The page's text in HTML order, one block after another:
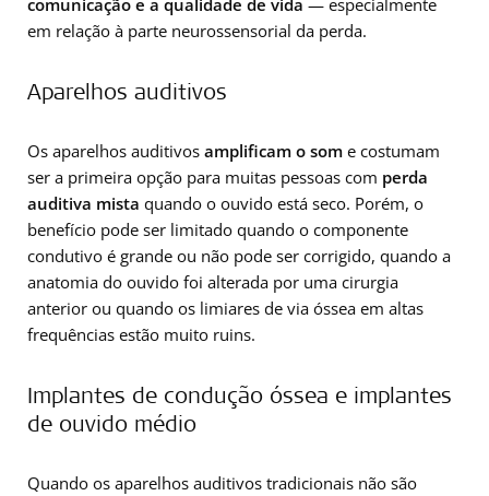
em relação à parte neurossensorial da perda.
Aparelhos auditivos
Os aparelhos auditivos amplificam o som e costumam
ser a primeira opção para muitas pessoas com perda
auditiva mista quando o ouvido está seco. Porém, o
benefício pode ser limitado quando o componente
condutivo é grande ou não pode ser corrigido, quando a
anatomia do ouvido foi alterada por uma cirurgia
anterior ou quando os limiares de via óssea em altas
frequências estão muito ruins.
Implantes de condução óssea e implantes
de ouvido médio
Quando os aparelhos auditivos tradicionais não são